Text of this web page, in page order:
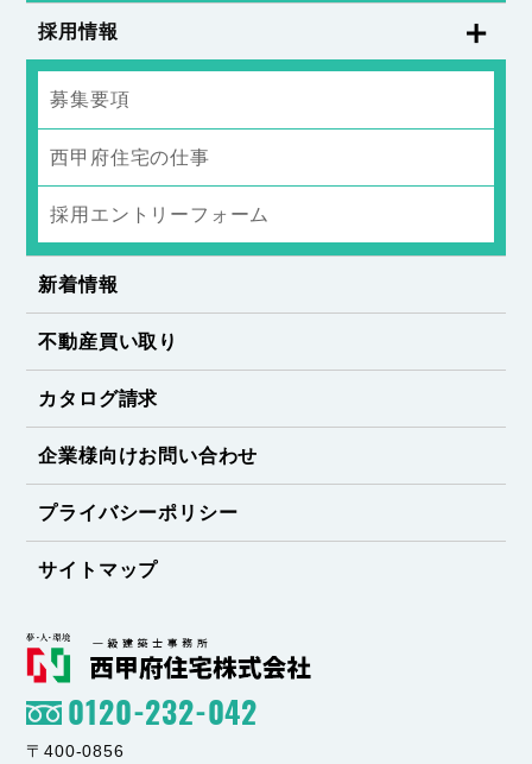
採用情報
募集要項
西甲府住宅の仕事
採用エントリーフォーム
新着情報
不動産買い取り
カタログ請求
企業様向けお問い合わせ
プライバシーポリシー
サイトマップ
0120-232-042
〒400-0856